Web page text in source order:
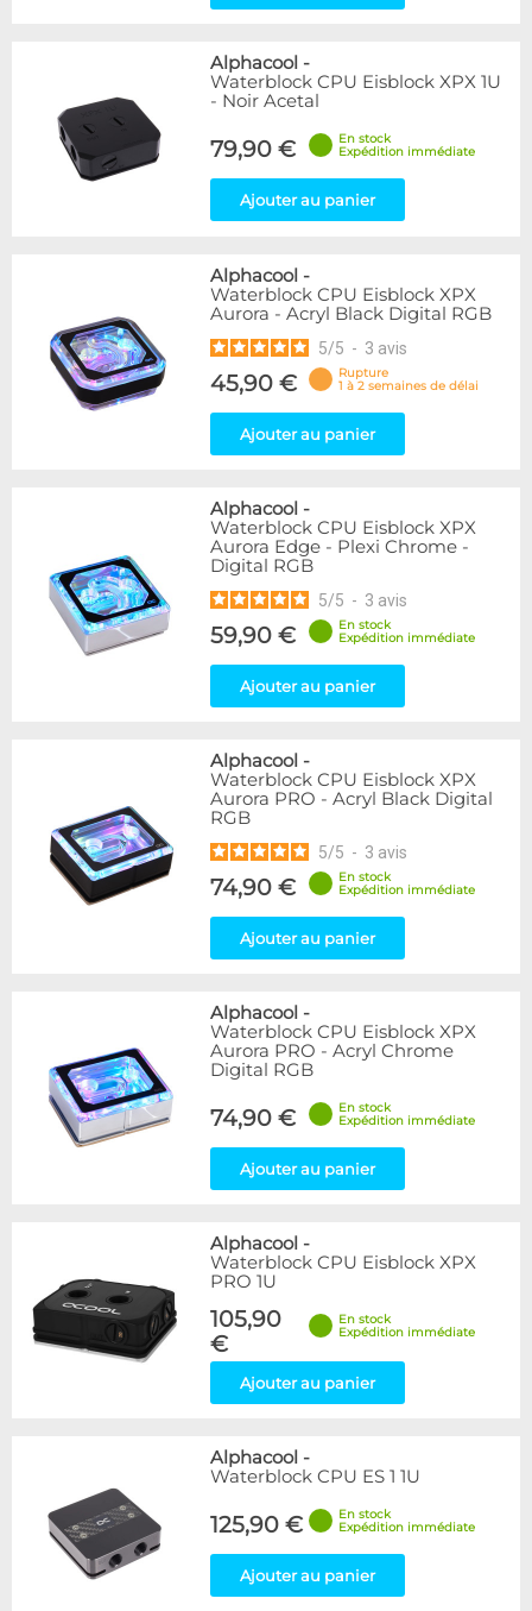
Alphacool -
Waterblock CPU Eisblock XPX 1U
- Noir Acetal
79,90 €
En stock
Expédition immédiate
Ajouter au panier
Alphacool -
Waterblock CPU Eisblock XPX
Aurora - Acryl Black Digital RGB
5/5 - 3 avis
45,90 €
Rupture
1 à 2 semaines de délai
Ajouter au panier
Alphacool -
Waterblock CPU Eisblock XPX
Aurora Edge - Plexi Chrome -
Digital RGB
5/5 - 3 avis
59,90 €
En stock
Expédition immédiate
Ajouter au panier
Alphacool -
Waterblock CPU Eisblock XPX
Aurora PRO - Acryl Black Digital
RGB
5/5 - 3 avis
74,90 €
En stock
Expédition immédiate
Ajouter au panier
Alphacool -
Waterblock CPU Eisblock XPX
Aurora PRO - Acryl Chrome
Digital RGB
74,90 €
En stock
Expédition immédiate
Ajouter au panier
Alphacool -
Waterblock CPU Eisblock XPX
PRO 1U
105,90
€
En stock
Expédition immédiate
Ajouter au panier
Alphacool -
Waterblock CPU ES 1 1U
125,90 €
En stock
Expédition immédiate
Ajouter au panier